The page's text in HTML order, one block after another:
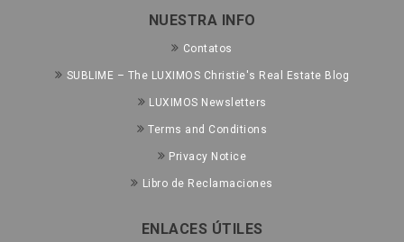
NUESTRA INFO
Contatos
SUBLIME – The LUXIMOS Christie's Real Estate Blog
LUXIMOS Newsletters
Terms and Conditions
Privacy Notice
Libro de Reclamaciones
ENLACES ÚTILES